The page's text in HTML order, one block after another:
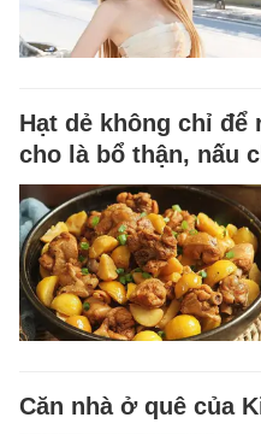
Hạt dẻ không chỉ
cho là bổ thận, nấu
Căn nhà ở quê của